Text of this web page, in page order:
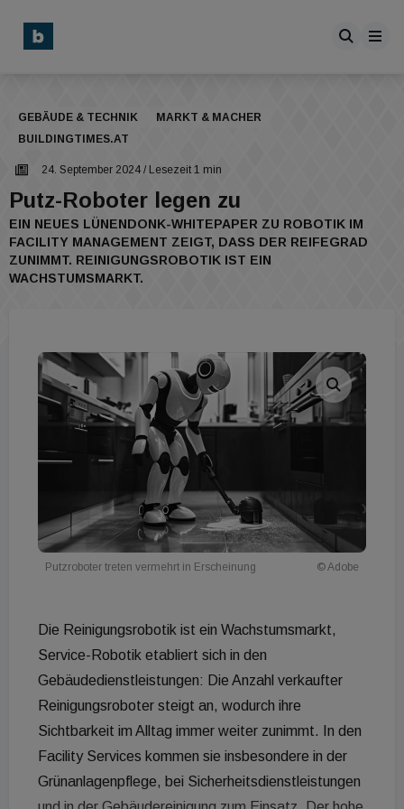
GEBÄUDE & TECHNIK
MARKT & MACHER
BUILDINGTIMES.AT
24. September 2024 / Lesezeit 1 min
Putz-Roboter legen zu
EIN NEUES LÜNENDONK-WHITEPAPER ZU ROBOTIK IM
FACILITY MANAGEMENT ZEIGT, DASS DER REIFEGRAD
ZUNIMMT. REINIGUNGSROBOTIK IST EIN
WACHSTUMSMARKT.
Putzroboter treten vermehrt in Erscheinung © Adobe
Die Reinigungsrobotik ist ein Wachstumsmarkt,
Service-Robotik etabliert sich in den
Gebäudedienstleistungen: Die Anzahl verkaufter
Reinigungsroboter steigt an, wodurch ihre
Sichtbarkeit im Alltag immer weiter zunimmt. In den
Facility Services kommen sie insbesondere in der
Grünanlagenpflege, bei Sicherheitsdienstleistungen